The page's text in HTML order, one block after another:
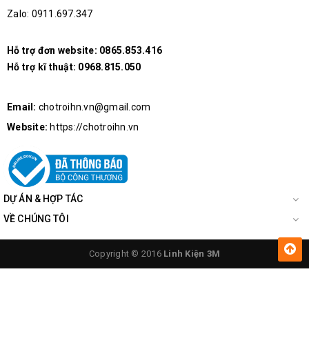
Do transistor và Diode đều là những linh kiện điện tử
cực khi lắp ráp
áp và dòng cực đại
Zalo: 0911.697.347
Hỗ trợ đơn website: 0865.853.416
Hỗ trợ kĩ thuật: 0968.815.050
Email: chotroihn.vn@gmail.com
Website: https://chotroihn.vn
DỰ ÁN & HỢP TÁC
VỀ CHÚNG TÔI
Copyright © 2016 Linh Kiện 3M